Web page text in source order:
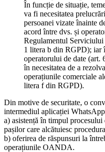
În funcție de situație,
va fi necesitatea
persoanei vizate înainte
acord între dvs. și
Regulamentul
1 litera b din RGPD); iar
operatorului de date
în necesitatea de a
operațiunile comerciale
litera f din RGPD).
Din motive de securitate, o
intermediul aplicației
a) asistență în timpul
pașilor care alcătuiesc
b) oferirea de răspunsuri la
operațiunile OANDA.